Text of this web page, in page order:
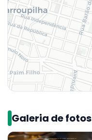
Galeria de fotos